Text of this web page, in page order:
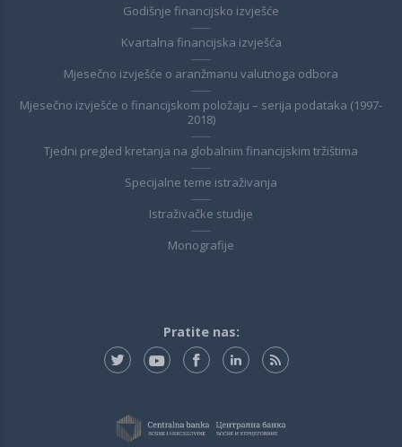
Godišnje financijsko izvješće
Kvartalna financijska izvješća
Mjesečno izvješće o aranžmanu valutnoga odbora
Mjesečno izvješće o financijskom položaju – serija podataka (1997-
2018)
Tjedni pregled kretanja na globalnim financijskim tržištima
Specijalne teme istraživanja
Istraživačke studije
Monografije
Pratite nas: